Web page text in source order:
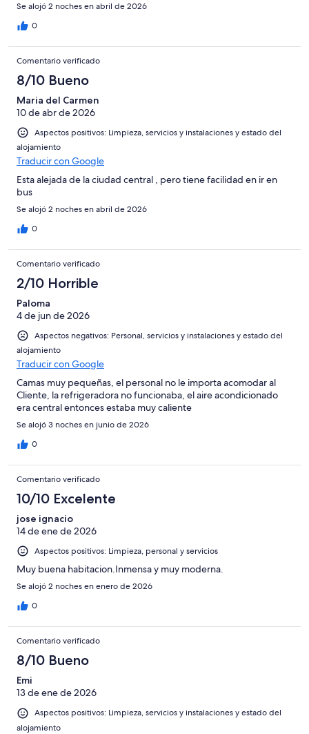
Se alojó 2 noches en abril de 2026
0
Comentario verificado
8/10 Bueno
Maria del Carmen
10 de abr de 2026
Aspectos positivos: Limpieza, servicios y instalaciones y estado del
alojamiento
Traducir con Google
Esta alejada de la ciudad central , pero tiene facilidad en ir en
bus
Se alojó 2 noches en abril de 2026
0
Comentario verificado
2/10 Horrible
Paloma
4 de jun de 2026
Aspectos negativos: Personal, servicios y instalaciones y estado del
alojamiento
Traducir con Google
Camas muy pequeñas, el personal no le importa acomodar al
Cliente, la refrigeradora no funcionaba, el aire acondicionado
era central entonces estaba muy caliente
Se alojó 3 noches en junio de 2026
0
Comentario verificado
10/10 Excelente
jose ignacio
14 de ene de 2026
Aspectos positivos: Limpieza, personal y servicios
Muy buena habitacion.Inmensa y muy moderna.
Se alojó 2 noches en enero de 2026
0
Comentario verificado
8/10 Bueno
Emi
13 de ene de 2026
Aspectos positivos: Limpieza, servicios y instalaciones y estado del
alojamiento